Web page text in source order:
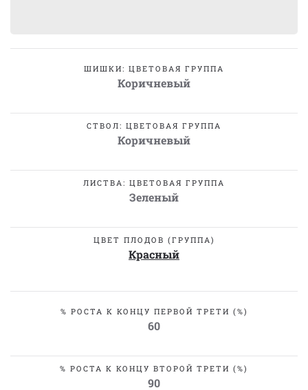
ШИШКИ: ЦВЕТОВАЯ ГРУППА
Коричневый
СТВОЛ: ЦВЕТОВАЯ ГРУППА
Коричневый
ЛИСТВА: ЦВЕТОВАЯ ГРУППА
Зеленый
ЦВЕТ ПЛОДОВ (ГРУППА)
Красный
% РОСТА К КОНЦУ ПЕРВОЙ ТРЕТИ (%)
60
% РОСТА К КОНЦУ ВТОРОЙ ТРЕТИ (%)
90